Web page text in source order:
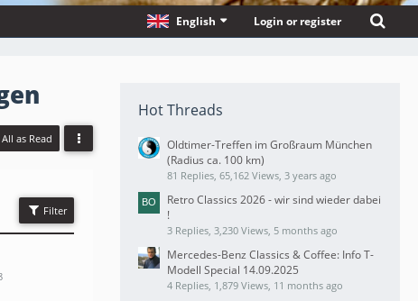
English Login or register
as Read
Filter
Hot Threads
Oldtimer-Treffen im Großraum München
(Radius ca. 100 km)
81 Replies, 65,162 Views, 3 years ago
Retro Classics 2026 - wir sind wieder dabei
!
3 Replies, 3,230 Views, 5 months ago
Mercedes-Benz Classics & Coffee: Info T-
Modell Special 14.09.2025
4 Replies, 1,879 Views, 11 months ago